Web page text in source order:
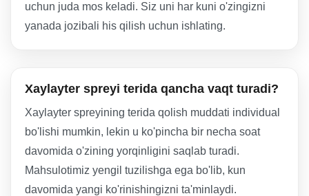
uchun juda mos keladi. Siz uni har kuni o'zingizni
yanada jozibali his qilish uchun ishlating.
Xaylayter spreyi terida qancha vaqt turadi?
Xaylayter spreyining terida qolish muddati individual
bo'lishi mumkin, lekin u ko'pincha bir necha soat
davomida o'zining yorqinligini saqlab turadi.
Mahsulotimiz yengil tuzilishga ega bo'lib, kun
davomida yangi ko'rinishingizni ta'minlaydi.